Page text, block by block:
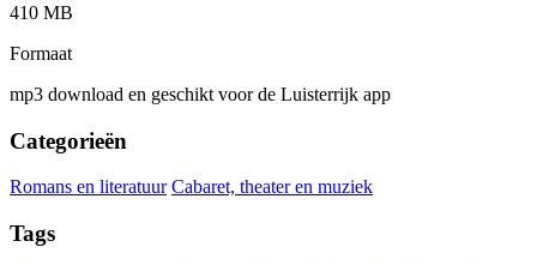
410 MB
Formaat
mp3 download en geschikt voor de Luisterrijk app
Categorieën
Romans en literatuur Cabaret, theater en muziek
Tags